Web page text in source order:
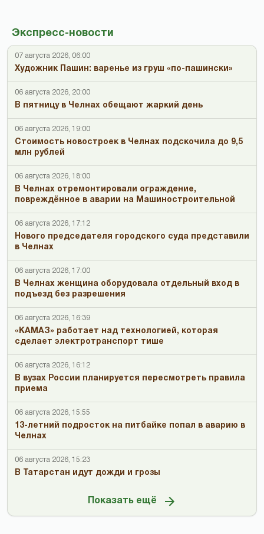
Экспресс-новости
07 августа 2026, 06:00
Художник Пашин: варенье из груш «по-пашински»
06 августа 2026, 20:00
В пятницу в Челнах обещают жаркий день
06 августа 2026, 19:00
Стоимость новостроек в Челнах подскочила до 9,5
млн рублей
06 августа 2026, 18:00
В Челнах отремонтировали ограждение,
повреждённое в аварии на Машиностроительной
06 августа 2026, 17:12
Нового председателя городского суда представили
в Челнах
06 августа 2026, 17:00
В Челнах женщина оборудовала отдельный вход в
подъезд без разрешения
06 августа 2026, 16:39
«КАМАЗ» работает над технологией, которая
сделает электротранспорт тише
06 августа 2026, 16:12
В вузах России планируется пересмотреть правила
приема
06 августа 2026, 15:55
13-летний подросток на питбайке попал в аварию в
Челнах
06 августа 2026, 15:23
В Татарстан идут дожди и грозы
Показать ещё